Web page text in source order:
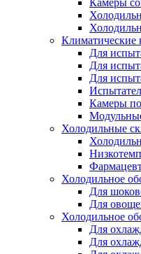
Камеры
Климатические
Для
Для
Для
Камеры
Холодильные
Холодильное
Для
Для
Холодильное
Для
Для